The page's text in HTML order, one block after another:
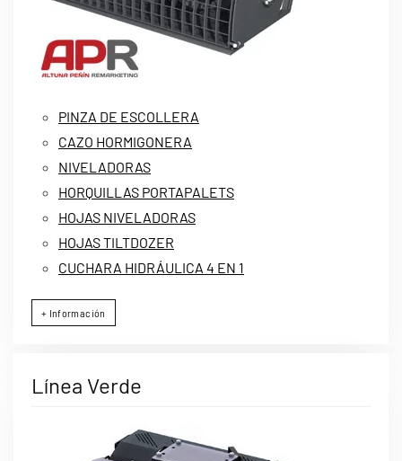
PINZA DE ESCOLLERA
CAZO HORMIGONERA
NIVELADORAS
HORQUILLAS PORTAPALETS
HOJAS NIVELADORAS
HOJAS TILTDOZER
CUCHARA HIDRÁULICA 4 EN 1
+ Información
Línea Verde